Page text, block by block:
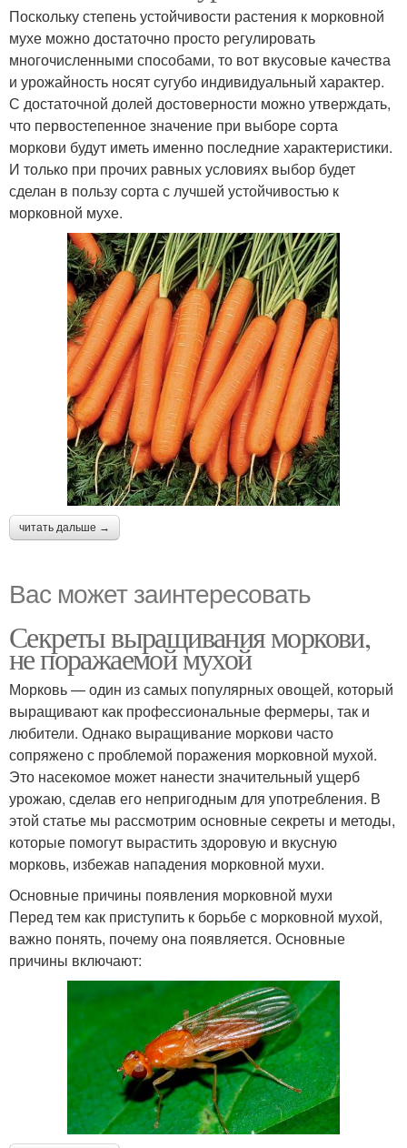
Поскольку степень устойчивости растения к морковной
мухе можно достаточно просто регулировать
многочисленными способами, то вот вкусовые качества
и урожайность носят сугубо индивидуальный характер.
С достаточной долей достоверности можно утверждать,
что первостепенное значение при выборе сорта
моркови будут иметь именно последние характеристики.
И только при прочих равных условиях выбор будет
сделан в пользу сорта с лучшей устойчивостью к
морковной мухе.
читать дальше →
Вас может заинтересовать
Секреты выращивания моркови,
не поражаемой мухой
Морковь — один из самых популярных овощей, который
выращивают как профессиональные фермеры, так и
любители. Однако выращивание моркови часто
сопряжено с проблемой поражения морковной мухой.
Это насекомое может нанести значительный ущерб
урожаю, сделав его непригодным для употребления. В
этой статье мы рассмотрим основные секреты и методы,
которые помогут вырастить здоровую и вкусную
морковь, избежав нападения морковной мухи.
Основные причины появления морковной мухи
Перед тем как приступить к борьбе с морковной мухой,
важно понять, почему она появляется. Основные
причины включают: